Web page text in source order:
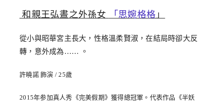
和親王弘晝之外孫女 「思婉格格 」
從小與昭華宮主長大，性格溫柔賢淑，在結局時卻大反
轉，意外成為…… 。
許曉諾 飾演 / 25歲
2015年参加真人秀《完美假期》獲得總冠軍。代表作品《半妖